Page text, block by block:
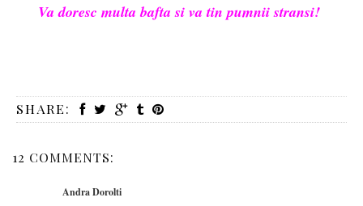
Va doresc multa bafta si va tin pumnii stransi!
SHARE:
12 COMMENTS:
Andra Dorolti